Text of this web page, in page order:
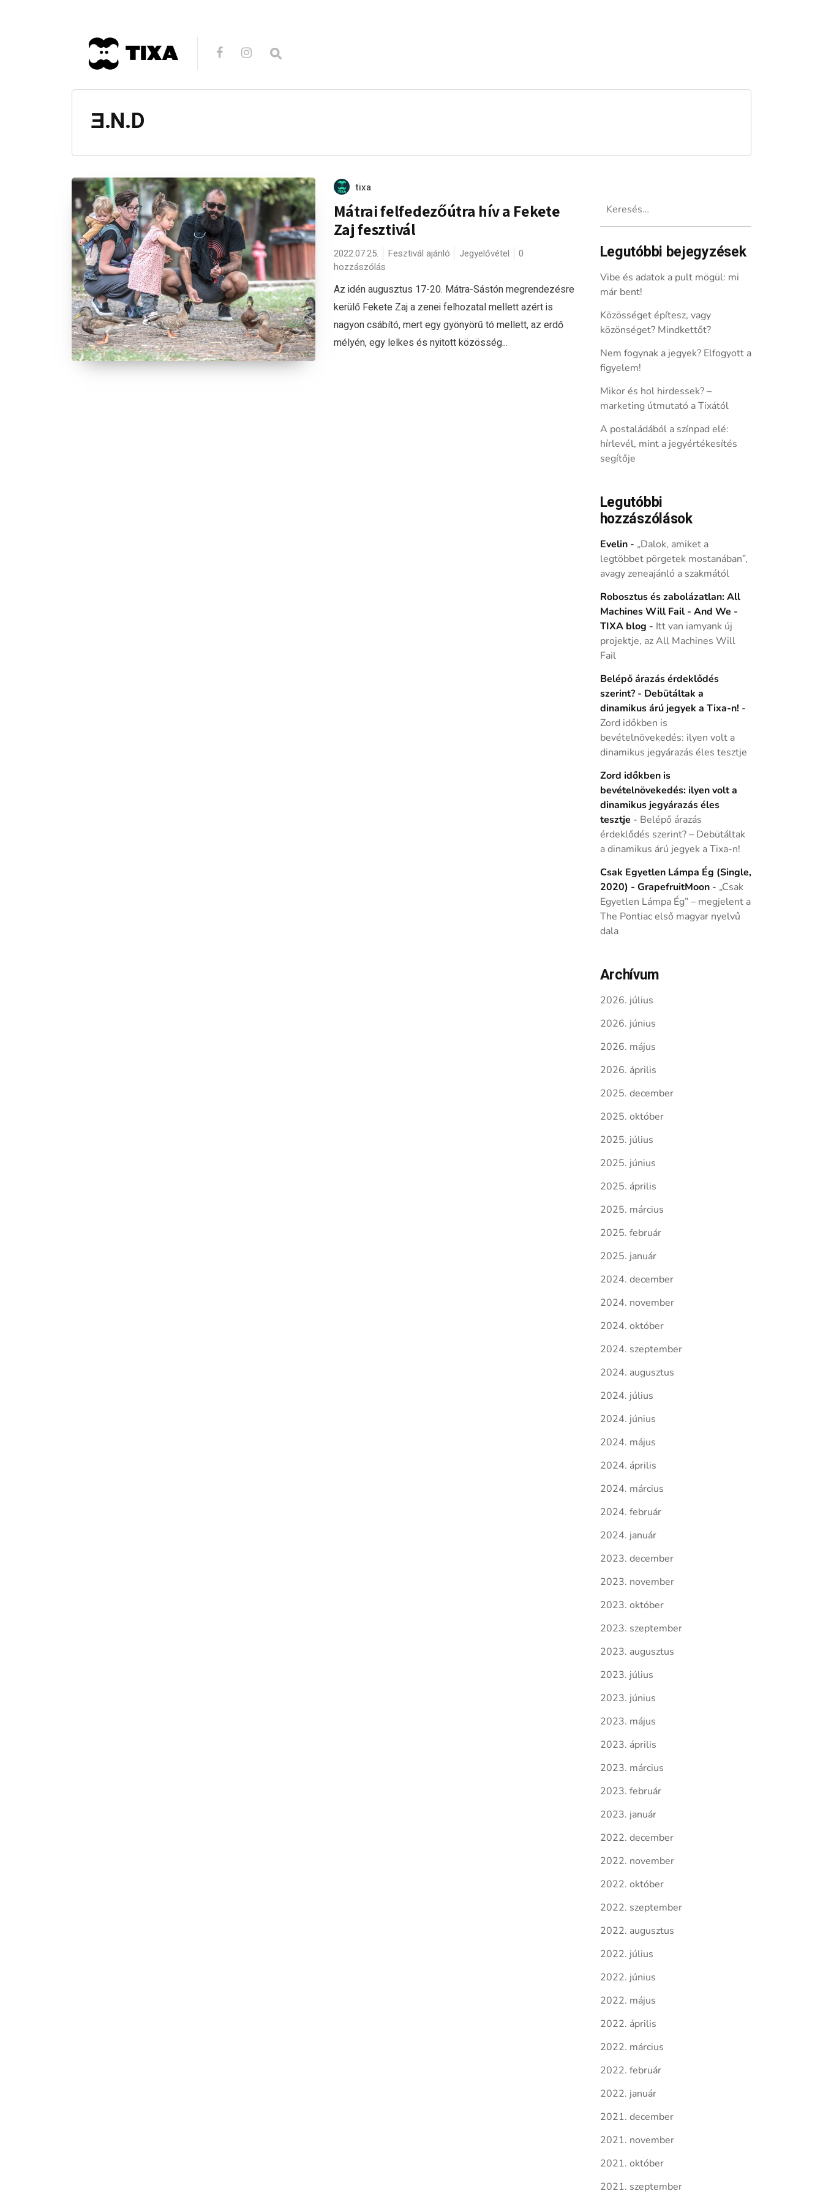
Ǝ.N.D
tixa
Mátrai felfedezőútra hív a Fekete
Zaj fesztivál
2022.07.25. Fesztivál ajánló Jegyelővétel
0
hozzászólás
Az idén augusztus 17-20. Mátra-Sástón megrendezésre
kerülő Fekete Zaj a zenei felhozatal mellett azért is
nagyon csábító, mert egy gyönyörű tó mellett, az erdő
mélyén, egy lelkes és nyitott közösség...
Legutóbbi bejegyzések
Vibe és adatok a pult mögül: mi
már bent!
Közösséget építesz, vagy
közönséget? Mindkettőt?
Nem fogynak a jegyek? Elfogyott a
figyelem!
Mikor és hol hirdessek? –
marketing útmutató a Tixától
A postaládából a színpad elé:
hírlevél, mint a jegyértékesítés
segítője
Legutóbbi
hozzászólások
Evelin- „Dalok, amiket a
legtöbbet pörgetek mostanában”,
avagy zeneajánló a szakmától
Robosztus és zabolázatlan: All
Machines Will Fail - And We -
TIXA blog - Itt van iamyank új
projektje, az All Machines Will
Fail
Belépő árazás érdeklődés
szerint? - Debütáltak a
dinamikus árú jegyek a Tixa-n! -
Zord időkben is
bevételnövekedés: ilyen volt a
dinamikus jegyárazás éles tesztje
Zord időkben is
bevételnövekedés: ilyen volt a
dinamikus jegyárazás éles
tesztje - Belépő árazás
érdeklődés szerint? – Debütáltak
a dinamikus árú jegyek a Tixa-n!
Csak Egyetlen Lámpa Ég (Single,
2020) - GrapefruitMoon- „Csak
Egyetlen Lámpa Ég” – megjelent a
The Pontiac első magyar nyelvű
dala
Archívum
2026. július
2026. június
2026. május
2026. április
2025. december
2025. október
2025. július
2025. június
2025. április
2025. március
2025. február
2025. január
2024. december
2024. november
2024. október
2024. szeptember
2024. augusztus
2024. július
2024. június
2024. május
2024. április
2024. március
2024. február
2024. január
2023. december
2023. november
2023. október
2023. szeptember
2023. augusztus
2023. július
2023. június
2023. május
2023. április
2023. március
2023. február
2023. január
2022. december
2022. november
2022. október
2022. szeptember
2022. augusztus
2022. július
2022. június
2022. május
2022. április
2022. március
2022. február
2022. január
2021. december
2021. november
2021. október
2021. szeptember